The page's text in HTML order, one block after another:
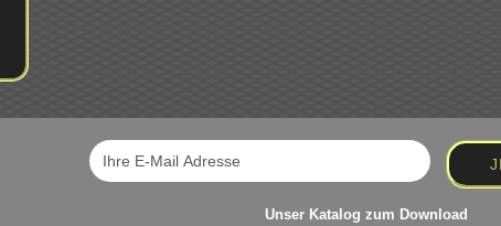
Unser Katalog zum Download